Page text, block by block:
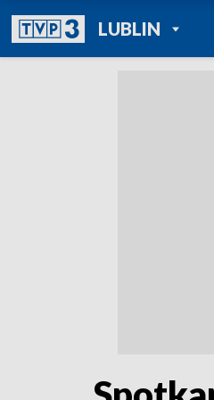
LUBLINPOWRÓT DO
TVP REGIONY